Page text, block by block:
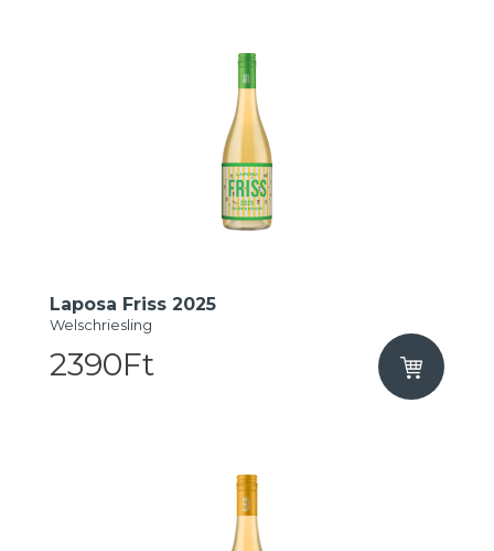
Laposa Friss 2025
Welschriesling
2390Ft